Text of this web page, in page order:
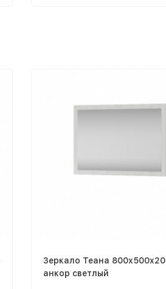
Зеркало Теана 800x500x20
анкор светлый